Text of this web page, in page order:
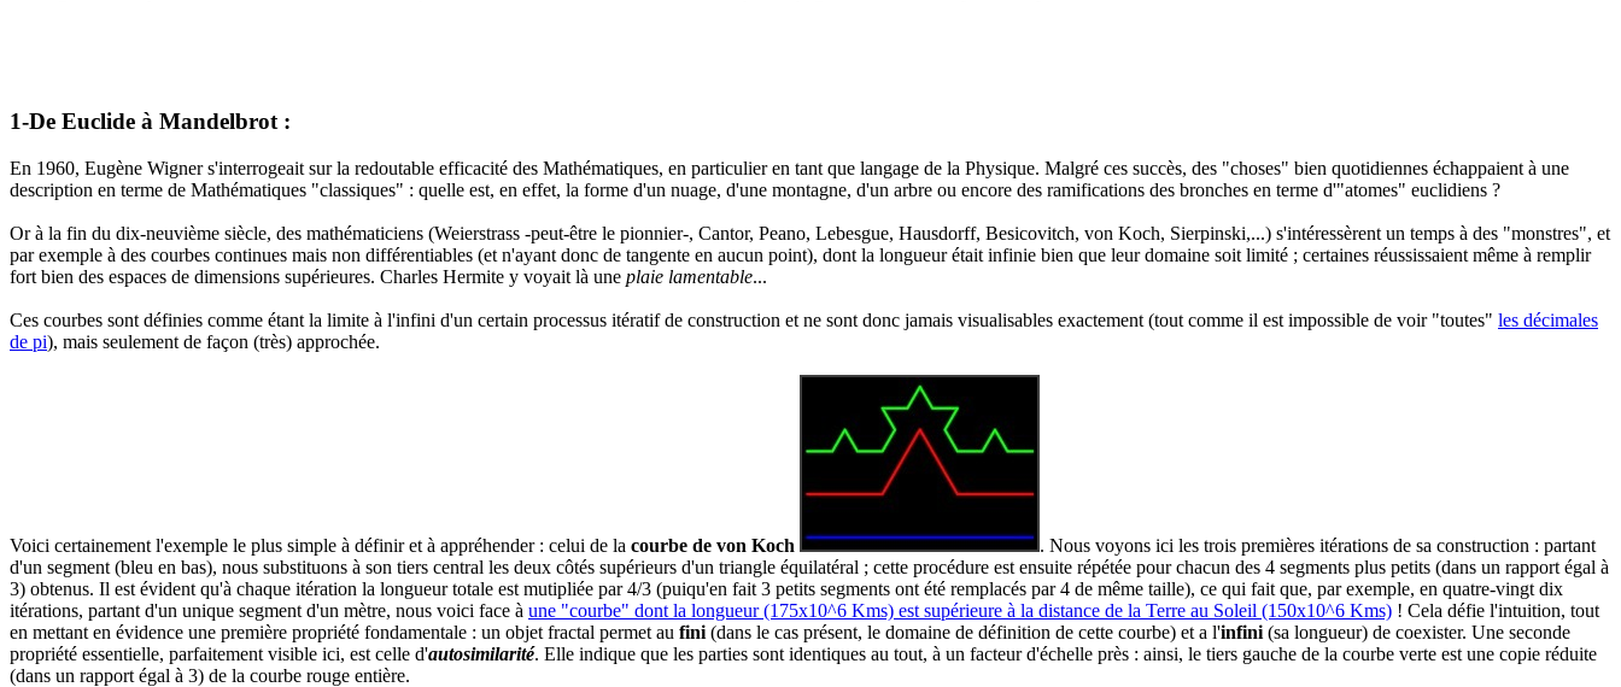
1-De Euclide à Mandelbrot :
En 1960, Eugène Wigner s'interrogeait sur la redoutable efficacité des Mathématiques, en particulier en tant que langage de la Physique. Malgré ces succès, des "choses" bien quotidiennes échappaient à une
description en terme de Mathématiques "classiques" : quelle est, en effet, la forme d'un nuage, d'une montagne, d'un arbre ou encore des ramifications des bronches en terme d'"atomes" euclidiens ?
Or à la fin du dix-neuvième siècle, des mathématiciens (Weierstrass -peut-être le pionnier-, Cantor, Peano, Lebesgue, Hausdorff, Besicovitch, von Koch, Sierpinski,...) s'intéressèrent un temps à des "monstres", et
par exemple à des courbes continues mais non différentiables (et n'ayant donc de tangente en aucun point), dont la longueur était infinie bien que leur domaine soit limité ; certaines réussissaient même à remplir
fort bien des espaces de dimensions supérieures. Charles Hermite y voyait là une plaie lamentable...
Ces courbes sont définies comme étant la limite à l'infini d'un certain processus itératif de construction et ne sont donc jamais visualisables exactement (tout comme il est impossible de voir "toutes" les décimales
de pi), mais seulement de façon (très) approchée.
Voici certainement l'exemple le plus simple à définir et à appréhender : celui de la courbe de von Koch
. Nous voyons ici les trois premières itérations de sa construction : partant
d'un segment (bleu en bas), nous substituons à son tiers central les deux côtés supérieurs d'un triangle équilatéral ; cette procédure est ensuite répétée pour chacun des 4 segments plus petits (dans un rapport égal à
3) obtenus. Il est évident qu'à chaque itération la longueur totale est mutipliée par 4/3 (puiqu'en fait 3 petits segments ont été remplacés par 4 de même taille), ce qui fait que, par exemple, en quatre-vingt dix
itérations, partant d'un unique segment d'un mètre, nous voici face à une "courbe" dont la longueur (175x10^6 Kms) est supérieure à la distance de la Terre au Soleil (150x10^6 Kms) ! Cela défie l'intuition, tout
en mettant en évidence une première propriété fondamentale : un objet fractal permet au fini (dans le cas présent, le domaine de définition de cette courbe) et a l'infini (sa longueur) de coexister. Une seconde
propriété essentielle, parfaitement visible ici, est celle d'autosimilarité. Elle indique que les parties sont identiques au tout, à un facteur d'échelle près : ainsi, le tiers gauche de la courbe verte est une copie réduite
(dans un rapport égal à 3) de la courbe rouge entière.